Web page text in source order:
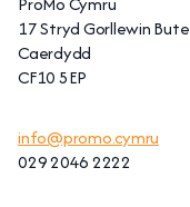
17 Stryd Gorllewin Bute
Caerdydd
CF10 5EP
info@promo.cymru
029 2046 2222